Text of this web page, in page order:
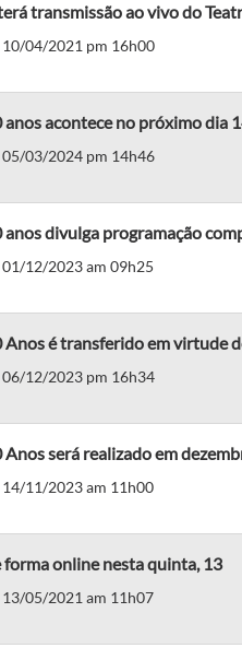
transmissão ao vivo do
04/2021 pm 16h00
acontece no próximo dia
03/2024 pm 14h46
divulga programação
12/2023 am 09h25
é transferido em virtude
12/2023 pm 16h34
será realizado em
11/2023 am 11h00
forma online nesta quinta, 13
05/2021 am 11h07